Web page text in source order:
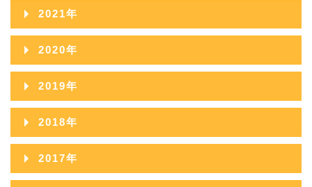
2022年12月
2022年11月
2022年10月
2022年09月
2022年08月
2022年07月
2022年06月
2021年
2021年12月
2021年11月
2021年10月
2021年09月
2021年08月
2020年
2020年12月
2020年11月
2020年10月
2020年09月
2019年
2019年12月
2019年11月
2019年10月
2018年
2018年12月
2018年11月
2017年